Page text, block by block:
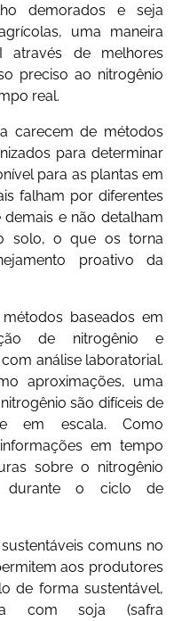
demorados e seja
uma maneira
através de melhores
preciso ao nitrogênio
real.
carecem de métodos
para determinar
para as plantas em
falham por diferentes
e não detalham
solo, o que os torna
proativo da
baseados em
de nitrogênio e
análise laboratorial.
aproximações, uma
são difíceis de
em escala. Como
em tempo
sobre o nitrogênio
durante o ciclo de
comuns no
aos produtores
de forma sustentável,
com soja (safra